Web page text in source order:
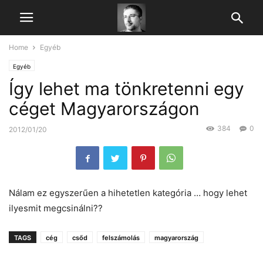
Home Egyéb
Egyéb
Így lehet ma tönkretenni egy
céget Magyarországon
2012/01/20 0
384
Nálam ez egyszerűen a hihetetlen kategória … hogy lehet
ilyesmit megcsinálni??
TAGS cég csőd felszámolás magyarország